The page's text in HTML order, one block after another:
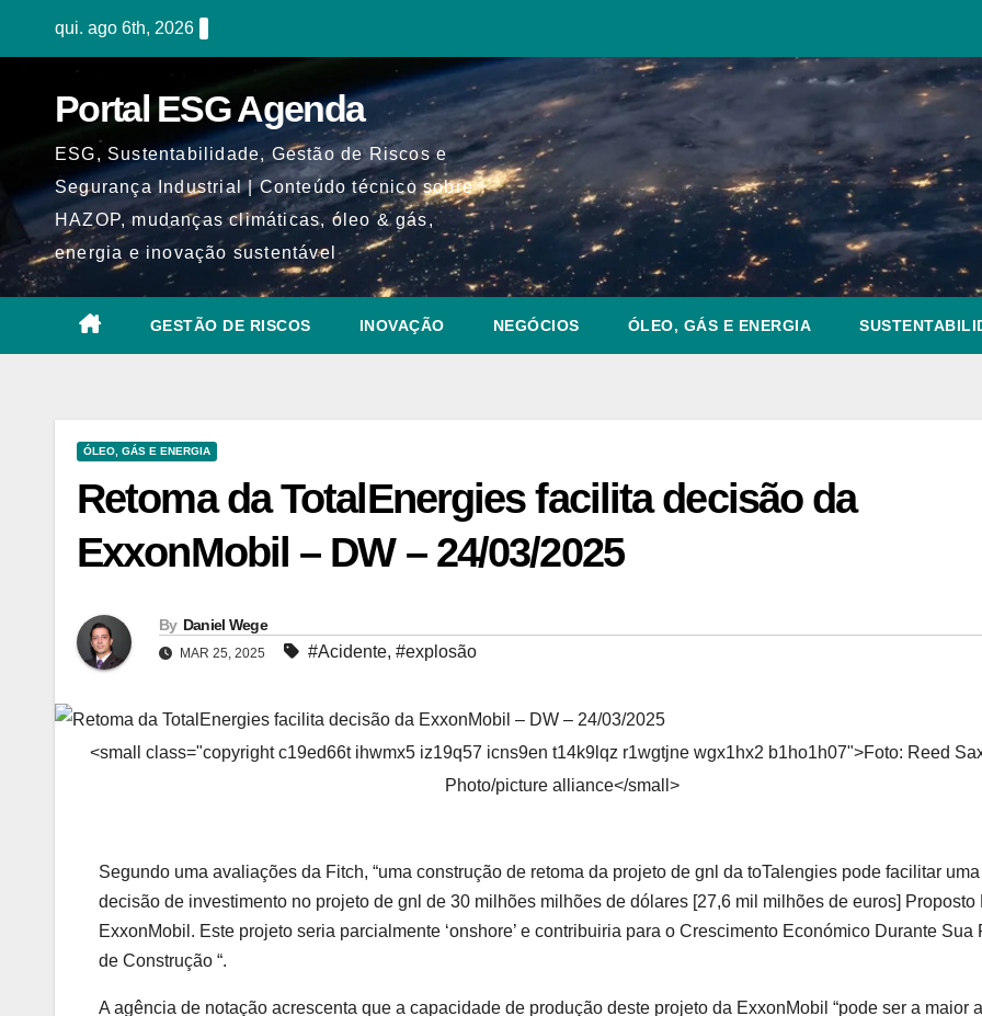
qui. ago 6th, 2026
Portal ESG Agenda
ESG, Sustentabilidade, Gestão de Riscos e
Segurança Industrial | Conteúdo técnico sobre
HAZOP, mudanças climáticas, óleo & gás,
energia e inovação sustentável
GESTÃO DE RISCOS INOVAÇÃO NEGÓCIOS ÓLEO, GÁS E ENERGIA
ÓLEO, GÁS E ENERGIA
Retoma da TotalEnergies facilita decisão da
ExxonMobil – DW – 24/03/2025
By Daniel Wege
MAR 25, 2025 #Acidente, #explosão
<small class="copyright c19ed66t ihwmx5 iz19q57 icns9en t14k9lqz r1wgtjne wgx1hx2 b1ho1h07">Foto: Reed
Photo/picture alliance</small>
Segundo uma avaliações da Fitch, “uma construção de retoma da projeto de gnl da toTalengies pode facilitar uma
decisão de investimento no projeto de gnl de 30 milhões milhões de dólares [27,6 mil milhões de euros] Proposto
ExxonMobil. Este projeto seria parcialmente ‘onshore’ e contribuiria para o Crescimento Económico Durante Sua
de Construção “.
A agência de notação acrescenta que a capacidade de produção deste projeto da ExxonMobil “pode ​​ser a maior